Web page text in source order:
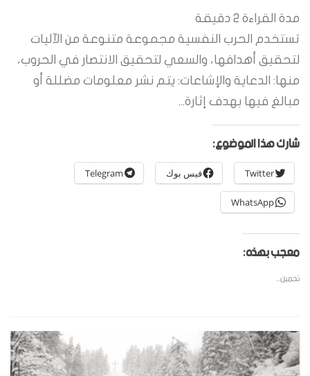
مدة القراءة 2 دقيقة
تستخدم الحرب النفسية مجموعة متنوعة من الآليات
لتحقيق أهدافها، والسعي لتحقيق الانتصار في الحروب،
منها: الدعاية والإشاعات: يتم نشر معلومات مضللة أو
مبالغ فيها بهدف إثارة...
شارك هذا الموضوع:
Twitter فيس بوك Telegram
WhatsApp
معجب بهذه:
تحميل...